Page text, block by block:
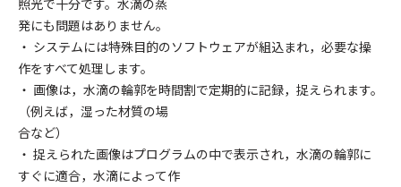
照光で十分です。水滴の蒸
発にも問題はありません。
・ システムには特殊目的のソフトウェアが組込まれ，必要な操
作をすべて処理します。
・ 画像は，水滴の輪郭を時間割で定期的に記録，捉えられます。
（例えば，湿った材質の場
合など）
・ 捉えられた画像はプログラムの中で表示され，水滴の輪郭に
すぐに適合，水滴によって作